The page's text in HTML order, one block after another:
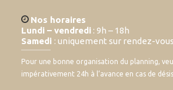
Nos horaires
Lundi – vendredi : 9h – 18h
Samedi : uniquement sur rendez-vous
Pour une bonne organisation du planning,
impérativement 24h à l’avance en cas de